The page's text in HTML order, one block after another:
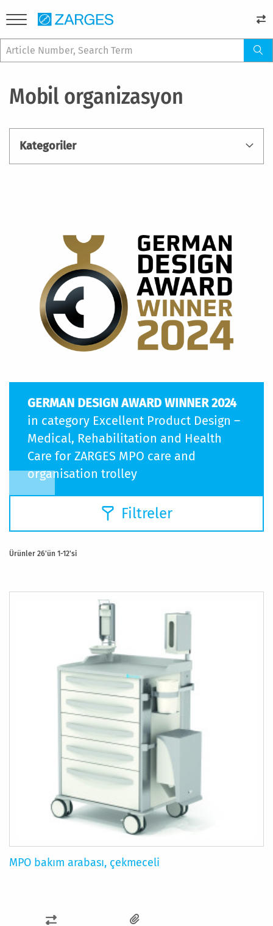
Mobil organizasyon
GERMAN DESIGN AWARD WINNER 2024
in category Excellent Product Design –
Medical, Rehabilitation and Health
Care for ZARGES MPO care and
organisation trolley
Filtreler
Ürünler 26'ün 1-12'si
MPO bakım arabası, çekmeceli
KARŞILAŞTIRMA
Kategoriler